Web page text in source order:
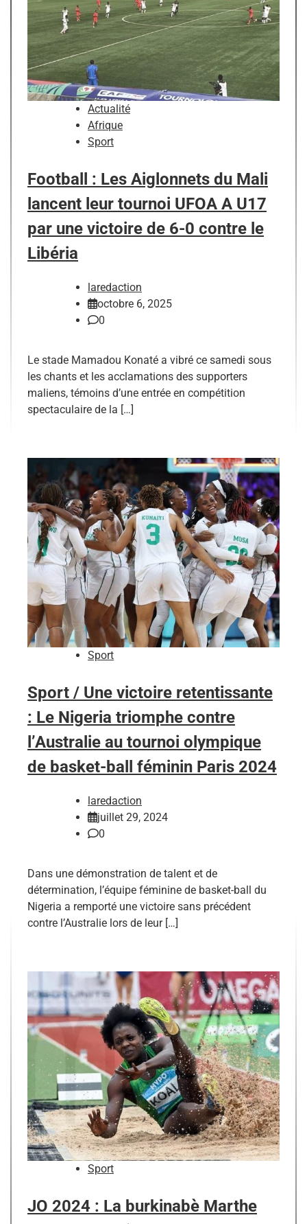
Actualité
Afrique
Sport
Football : Les Aiglonnets du Mali
lancent leur tournoi UFOA A U17
par une victoire de 6-0 contre le
Libéria
laredaction
octobre 6, 2025
0
Le stade Mamadou Konaté a vibré ce samedi sous
les chants et les acclamations des supporters
maliens, témoins d’une entrée en compétition
spectaculaire de la […]
Sport
Sport / Une victoire retentissante
: Le Nigeria triomphe contre
l’Australie au tournoi olympique
de basket-ball féminin Paris 2024
laredaction
juillet 29, 2024
0
Dans une démonstration de talent et de
détermination, l’équipe féminine de basket-ball du
Nigeria a remporté une victoire sans précédent
contre l’Australie lors de leur […]
Sport
JO 2024 : La burkinabè Marthe